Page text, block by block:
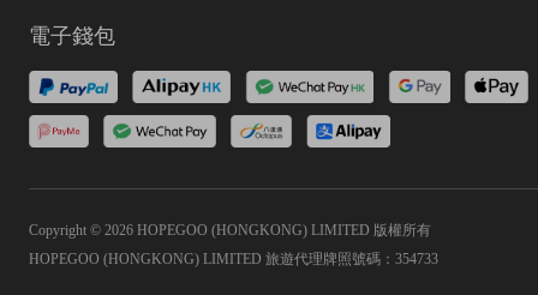
電子錢包
Copyright © 2026 HOPEGOO (HONGKONG) LIMITED 版權所有
HOPEGOO (HONGKONG) LIMITED 旅遊代理牌照號碼：354733